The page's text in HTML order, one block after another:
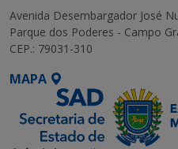
Avenida Desembargador José
Parque dos Poderes - Campo
CEP.: 79031-310
MAPA